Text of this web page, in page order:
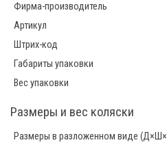
Фирма-производитель
Артикул
Штрих-код
Габариты упаковки
Вес упаковки
Размеры и вес коляски
Размеры в разложенном виде